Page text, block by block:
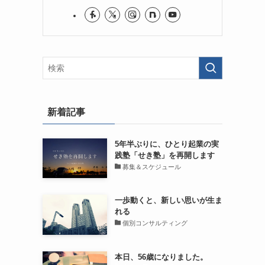
新着記事
5年半ぶりに、ひとり起業の実
践塾「せき塾」を再開します
募集＆スケジュール
一歩動くと、新しい思いが生ま
れる
個別コンサルティング
本日、56歳になりました。